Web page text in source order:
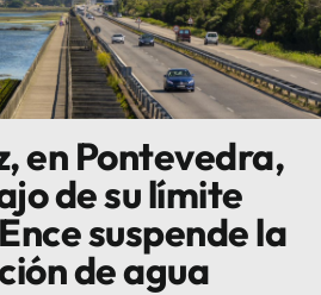
en Pontevedra,
de su límite
suspende la
de agua